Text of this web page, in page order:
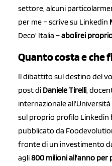
settore, alcuni
per me – scrive su Linkedin
Deco' Italia –abolirei
Quanto costa e che
Il dibattito sul destino del
post di Daniele Tirelli,
internazionale
sul proprio profilo Linkedin
pubblicato da
fronte di un investimento
agli800 milioni all'anno per